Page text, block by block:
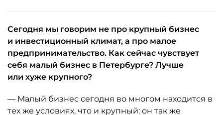
Сегодня мы говорим не про крупный бизнес
и инвестиционный климат, а про малое
предпринимательство. Как сейчас чувствует
себя малый бизнес в Петербурге? Лучше
или хуже крупного?
— Малый бизнес сегодня во многом находится в
тех же условиях, что и крупный: он так же